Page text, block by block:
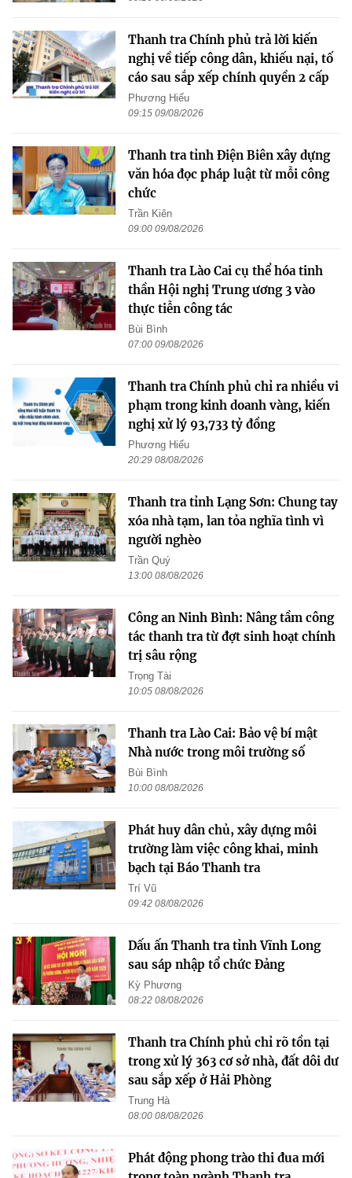
Thanh tra Chính phủ trả lời kiến
nghị về tiếp công dân, khiếu nại, tố
cáo sau sắp xếp chính quyền 2 cấp
Phương Hiếu
09:15 09/08/2026
Thanh tra tỉnh Điện Biên xây dựng
văn hóa đọc pháp luật từ mỗi công
chức
Trần Kiên
09:00 09/08/2026
Thanh tra Lào Cai cụ thể hóa tinh
thần Hội nghị Trung ương 3 vào
thực tiễn công tác
Bùi Bình
07:00 09/08/2026
Thanh tra Chính phủ chỉ ra nhiều vi
phạm trong kinh doanh vàng, kiến
nghị xử lý 93,733 tỷ đồng
Phương Hiếu
20:29 08/08/2026
Thanh tra tỉnh Lạng Sơn: Chung tay
xóa nhà tạm, lan tỏa nghĩa tình vì
người nghèo
Trần Quý
13:00 08/08/2026
Công an Ninh Bình: Nâng tầm công
tác thanh tra từ đợt sinh hoạt chính
trị sâu rộng
Trọng Tài
10:05 08/08/2026
Thanh tra Lào Cai: Bảo vệ bí mật
Nhà nước trong môi trường số
Bùi Bình
10:00 08/08/2026
Phát huy dân chủ, xây dựng môi
trường làm việc công khai, minh
bạch tại Báo Thanh tra
Trí Vũ
09:42 08/08/2026
Dấu ấn Thanh tra tỉnh Vĩnh Long
sau sáp nhập tổ chức Đảng
Kỳ Phương
08:22 08/08/2026
Thanh tra Chính phủ chỉ rõ tồn tại
trong xử lý 363 cơ sở nhà, đất dôi dư
sau sắp xếp ở Hải Phòng
Trung Hà
08:00 08/08/2026
Phát động phong trào thi đua mới